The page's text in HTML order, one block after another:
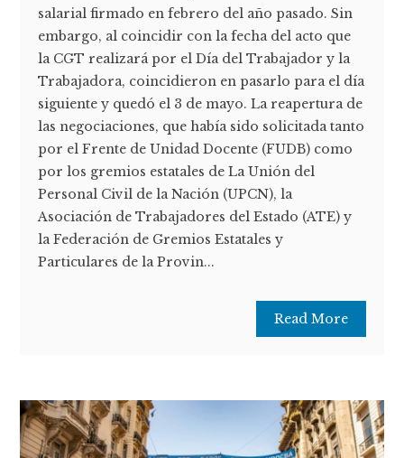
salarial firmado en febrero del año pasado. Sin
embargo, al coincidir con la fecha del acto que
la CGT realizará por el Día del Trabajador y la
Trabajadora, coincidieron en pasarlo para el día
siguiente y quedó el 3 de mayo. La reapertura de
las negociaciones, que había sido solicitada tanto
por el Frente de Unidad Docente (FUDB) como
por los gremios estatales de La Unión del
Personal Civil de la Nación (UPCN), la
Asociación de Trabajadores del Estado (ATE) y
la Federación de Gremios Estatales y
Particulares de la Provin...
Read More